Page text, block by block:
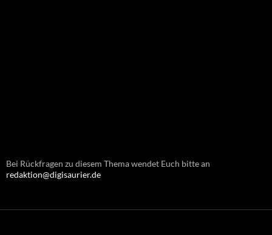
Bei Rückfragen zu diesem Thema wendet Euch bitte an
redaktion@digisaurier.de